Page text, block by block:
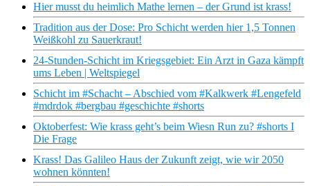
Hier musst du heimlich Mathe lernen – der Grund ist krass!
Tradition aus der Dose: Pro Schicht werden hier 1,5 Tonnen
Weißkohl zu Sauerkraut!
24-Stunden-Schicht im Kriegsgebiet: Ein Arzt in Gaza kämpft
ums Leben | Weltspiegel
Schicht im #Schacht – Abschied vom #Kalkwerk #Lengefeld
#mdrdok #bergbau #geschichte #shorts
Oktoberfest: Wie krass geht’s beim Wiesn Run zu? #shorts I
Die Frage
Krass! Das Galileo Haus der Zukunft zeigt, wie wir 2050
wohnen könnten!